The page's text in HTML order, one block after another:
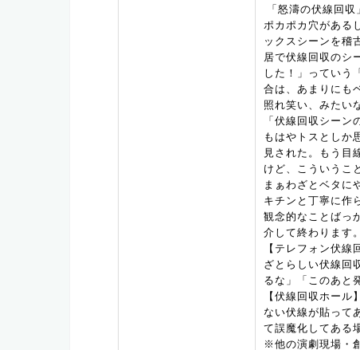
「怒濤の伏線回
ポカポカ穴がある
ックスシーンを稽
居で伏線回収のシ
した！」っていう
合は、あまりにも
照れ笑い、みたい
「伏線回収シーン
もはやトスとしか
見された。もう目
けど、こういうこ
まぁわざとベタに
キチンと丁寧に作
観念的なことばっ
介して終わります。
【テレフォン伏
ざとらしい伏線回
るな」「このあと
【伏線回収ホー
ない伏線が貼って
て誤魔化してある
※他の演劇現場・